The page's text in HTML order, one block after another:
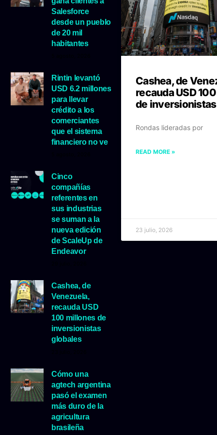
Salesforce
desde un pueblo
de 20 mil
habitantes
Rintin levantó
USD 6.2 millones
para llevar
crédito a los
comerciantes
que el sistema
financiero no ve
Cinco
compañías
referentes en
sus industrias
se suman a la
nueva edición
de ScaleUp de
Endeavor
Cashea, de
Venezuela,
recauda USD
100 millones de
inversionistas
globales
Cómo una
agtech argentina
pasó el examen
más duro de la
agricultura
brasileña
Cashea, de
recauda USD
de
Rondas lideradas por
READ MORE »
23 julio, 2026